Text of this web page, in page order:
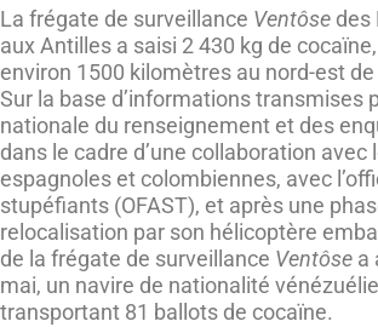
La frégate de surveillance Ventôse des
aux Antilles a saisi 2 430 kg de
environ 1500 kilomètres au nord-est
Sur la base d’informations transmises
nationale du renseignement et des
dans le cadre d’une collaboration avec
espagnoles et colombiennes, avec
stupéfiants (OFAST), et après une
relocalisation par son hélicoptère
de la frégate de surveillance Ventôse a
mai, un navire de nationalité
transportant 81 ballots de cocaïne.